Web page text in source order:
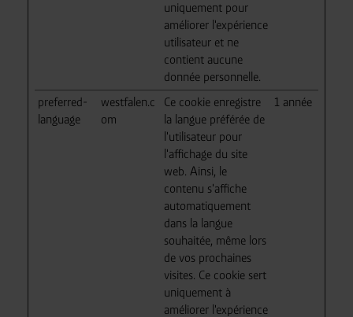
uniquement pour
améliorer l'expérience
utilisateur et ne
contient aucune
donnée personnelle.
preferred-
language
westfalen.c
om
Ce cookie enregistre
la langue préférée de
l'utilisateur pour
l'affichage du site
web. Ainsi, le
contenu s'affiche
automatiquement
dans la langue
souhaitée, même lors
de vos prochaines
visites. Ce cookie sert
uniquement à
améliorer l'expérience
1 année